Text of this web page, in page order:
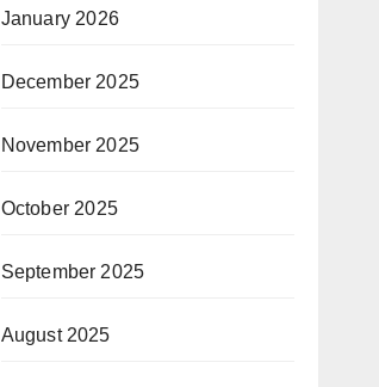
January 2026
December 2025
November 2025
October 2025
September 2025
August 2025